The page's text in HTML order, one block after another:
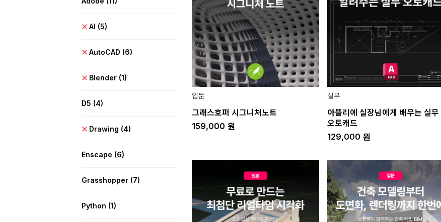
AI (5)
AutoCAD (6)
Blender (1)
D5 (4)
Drawing (4)
Enscape (6)
Grasshopper (7)
Python (1)
입문
그래스호퍼 시그니처노트
159,000 원
실무
아뜰리에 실장님에게 배우는 실무
오토캐드
129,000 원